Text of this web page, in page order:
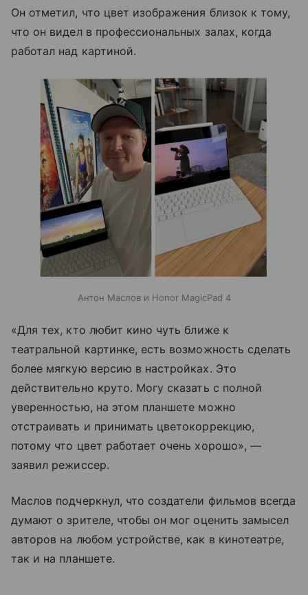
Он отметил, что цвет изображения близок к тому,
что он видел в профессиональных залах, когда
работал над картиной.
Антон Маслов и Honor MagicPad 4
«Для тех, кто любит кино чуть ближе к
театральной картинке, есть возможность сделать
более мягкую версию в настройках. Это
действительно круто. Могу сказать с полной
уверенностью, на этом планшете можно
отстраивать и принимать цветокоррекцию,
потому что цвет работает очень хорошо», —
заявил режиссер.
Маслов подчеркнул, что создатели фильмов всегда
думают о зрителе, чтобы он мог оценить замысел
авторов на любом устройстве, как в кинотеатре,
так и на планшете.